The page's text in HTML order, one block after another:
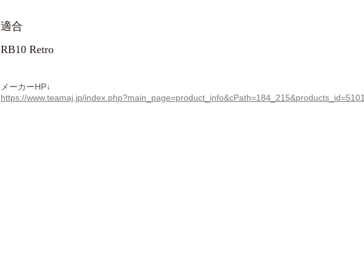
適合
RB10 Retro
メーカーHP↓
https://www.teamaj.jp/index.php?main_page=product_info&cPath=184_215&products_id=5101